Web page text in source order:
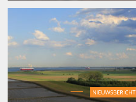
NIEUWSBERICHT